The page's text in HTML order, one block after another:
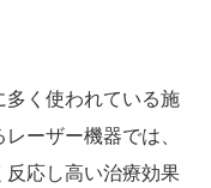
多く使われている施
ーザー機器では、
反応し高い治療効果